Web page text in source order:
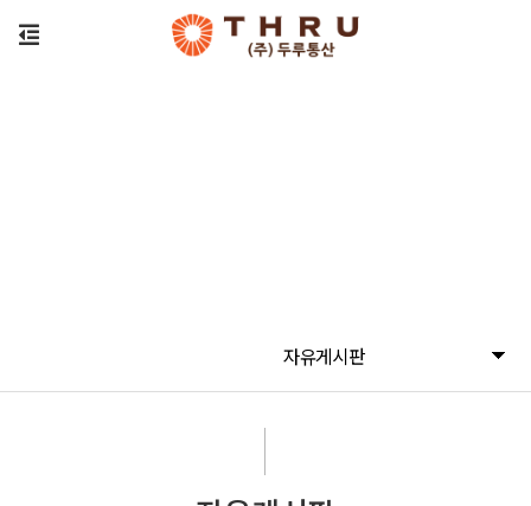
자유게시판